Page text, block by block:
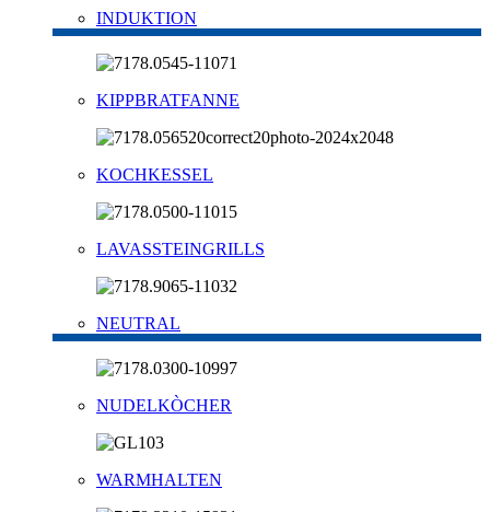
INDUKTION
KIPPBRATFANNE
KOCHKESSEL
LAVASSTEINGRILLS
NEUTRAL
NUDELKÒCHER
WARMHALTEN